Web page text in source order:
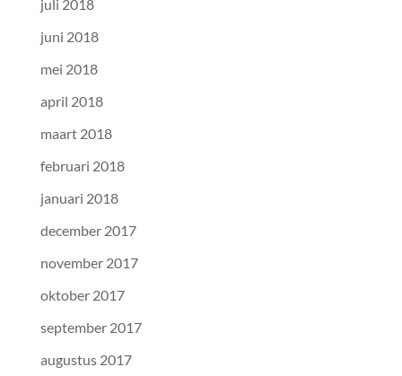
juli 2018
juni 2018
mei 2018
april 2018
maart 2018
februari 2018
januari 2018
december 2017
november 2017
oktober 2017
september 2017
augustus 2017